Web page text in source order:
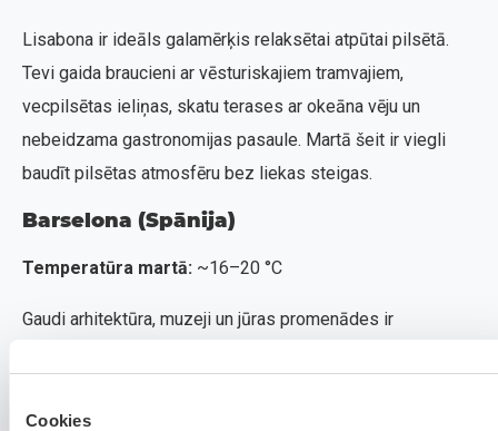
Cookies
Lisabona ir ideāls galamērķis relaksētai atpūtai pilsētā.
Tevi gaida braucieni ar vēsturiskajiem tramvajiem,
vecpilsētas ieliņas, skatu terases ar okeāna vēju un
nebeidzama gastronomijas pasaule. Martā šeit ir viegli
baudīt pilsētas atmosfēru bez liekas steigas.
Barselona (Spānija)
Temperatūra martā: ~16–20 °C
Gaudi arhitektūra, muzeji un jūras promenādes ir
sajusties dzīvam un enerģijas pilnam.